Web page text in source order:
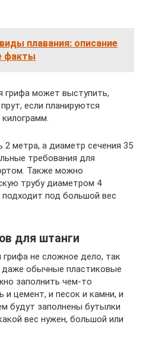
плавания: описание
факты
может выступить,
если планируются
метра, а диаметр сечения 35
требования для
Также можно
трубу диаметром 4
под большой вес
для штанги
не сложное дело, так
обычные пластиковые
заполнить чем-то
цемент, и песок и камни, и
будут заполнены бутылки
вес нужен, большой или